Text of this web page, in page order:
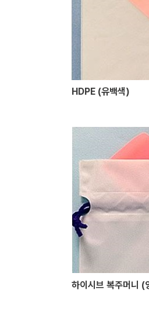
HDPE (유백색)
하이시브 복주머니 (